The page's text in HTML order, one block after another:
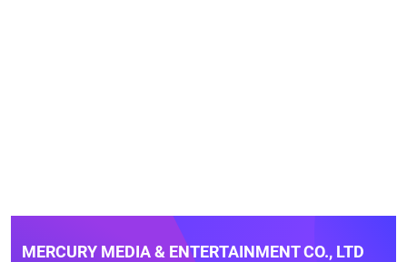
MERCURY MEDIA & ENTERTAINMENT CO., LTD